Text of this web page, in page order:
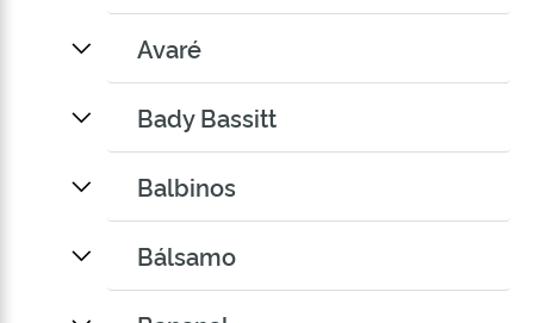
Avaré
Bady Bassitt
Balbinos
Bálsamo